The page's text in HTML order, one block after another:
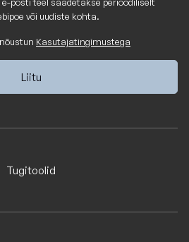
posti teel saadetakse perioodiliselt
või uudiste kohta.
Kasutajatingimustega
Tugitoolid